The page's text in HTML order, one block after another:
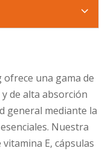
una gama de
de alta absorción
general mediante la
Nuestra
E, cápsulas